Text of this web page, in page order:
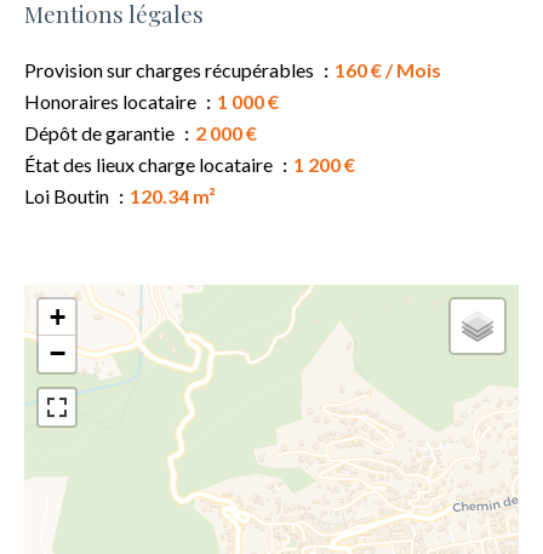
Mentions légales
Provision sur charges récupérables
160 € / Mois
Honoraires locataire
1 000 €
Dépôt de garantie
2 000 €
État des lieux charge locataire
1 200 €
Loi Boutin
120.34 m²
+
−